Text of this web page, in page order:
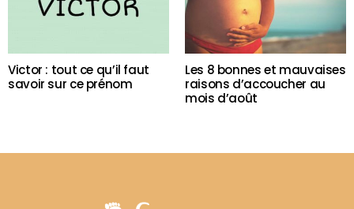
Victor : tout ce qu’il faut
savoir sur ce prénom
Les 8 bonnes et mauvaises
raisons d’accoucher au
mois d’août